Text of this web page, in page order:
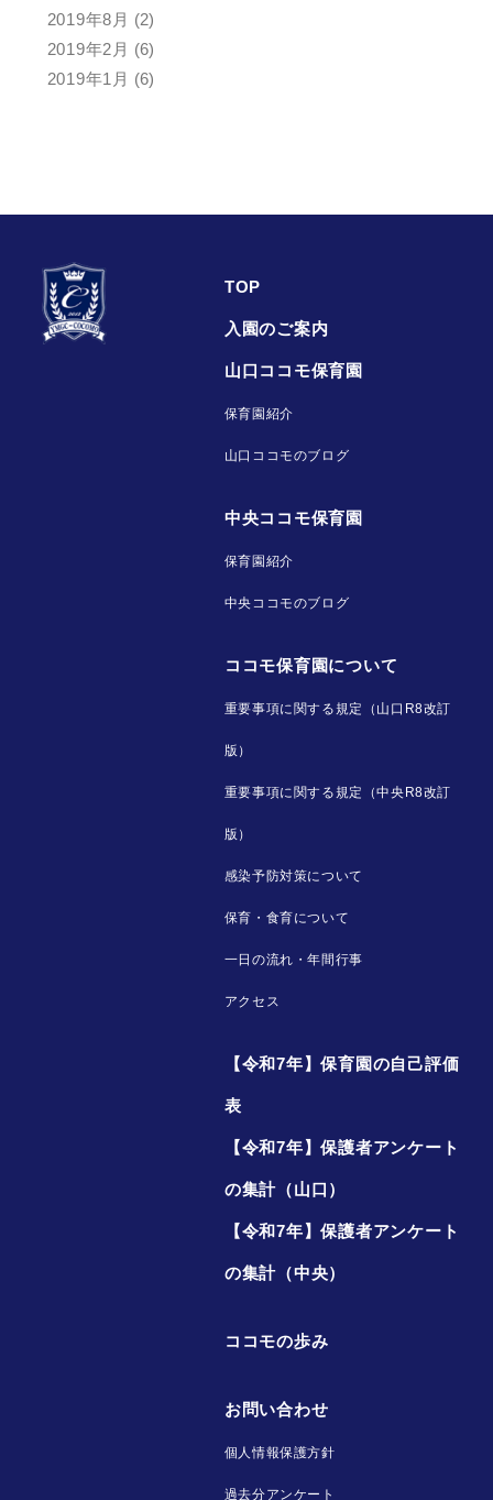
2019年8月 (2)
2019年2月 (6)
2019年1月 (6)
TOP
入園のご案内
山口ココモ保育園
保育園紹介
山口ココモのブログ
中央ココモ保育園
保育園紹介
中央ココモのブログ
ココモ保育園について
重要事項に関する規定（山口R8改訂
版）
重要事項に関する規定（中央R8改訂
版）
感染予防対策について
保育・食育について
一日の流れ・年間行事
アクセス
【令和7年】保育園の自己評価
表
【令和7年】保護者アンケート
の集計（山口）
【令和7年】保護者アンケート
の集計（中央）
ココモの歩み
お問い合わせ
個人情報保護方針
過去分アンケート